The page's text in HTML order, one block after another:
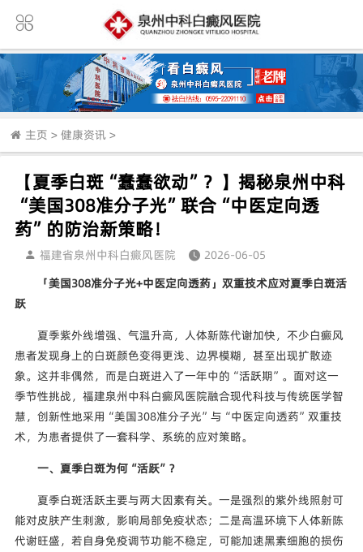
主页 > 健康资讯 >
【夏季白斑“蠢蠢欲动”？】揭秘泉州中科
“美国308准分子光”联合“中医定向透
药”的防治新策略！
福建省泉州中科白癜风医院
2026-06-05
「美国308准分子光+中医定向透药」双重技术应对夏季白斑活
跃
夏季紫外线增强、气温升高，人体新陈代谢加快，不少白癜风
患者发现身上的白斑颜色变得更浅、边界模糊，甚至出现扩散迹
象。这并非偶然，而是白斑进入了一年中的“活跃期”。面对这一
季节性挑战，福建泉州中科白癜风医院融合现代科技与传统医学智
慧，创新性地采用“美国308准分子光”与“中医定向透药”双重技
术，为患者提供了一套科学、系统的应对策略。
一、夏季白斑为何“活跃”？
夏季白斑活跃主要与两大因素有关。一是强烈的紫外线照射可
能对皮肤产生刺激，影响局部免疫状态；二是高温环境下人体新陈
代谢旺盛，若自身免疫调节功能不稳定，可能加速黑素细胞的损伤